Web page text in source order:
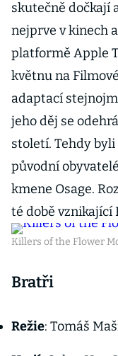
skutečně dočkají
nejprve v kinech
platformě Apple
květnu na
adaptací
jeho děj se
století. Tehdy
původní
kmene Osage.
té době vznikající
Killers of the Flower
Bratři
Režie: Tomáš